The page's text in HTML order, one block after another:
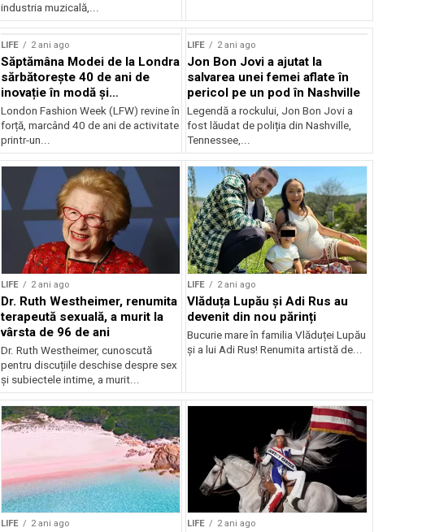
industria muzicală,...
LIFE 2 ani ago
Săptămâna Modei de la Londra
sărbătorește 40 de ani de
inovație în modă și
sustenabilitate
London Fashion Week (LFW) revine în
forță, marcând 40 de ani de activitate
printr-un...
LIFE 2 ani ago
Jon Bon Jovi a ajutat la
salvarea unei femei aflate în
pericol pe un pod în Nashville
Legendă a rockului, Jon Bon Jovi a
fost lăudat de poliția din Nashville,
Tennessee,...
LIFE 2 ani ago
Dr. Ruth Westheimer, renumita
terapeută sexuală, a murit la
vârsta de 96 de ani
Dr. Ruth Westheimer, cunoscută
pentru discuțiile deschise despre sex
și subiectele intime, a murit...
LIFE 2 ani ago
Vlăduța Lupău și Adi Rus au
devenit din nou părinți
Bucurie mare în familia Vlăduței Lupău
și a lui Adi Rus! Renumita artistă de...
LIFE 2 ani ago LIFE 2 ani ago